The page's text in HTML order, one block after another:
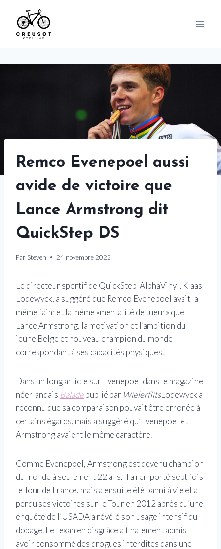
content
Remco Evenepoel aussi
avide de victoire que
Lance Armstrong dit
QuickStep DS
Par Steven 24 novembre 2022
Le directeur sportif de QuickStep-AlphaVinyl, Klaas
Lodewyck, a suggéré que Remco Evenepoel avait la
même faim et la même «mentalité de tueur» que
Lance Armstrong, la motivation et l’ambition du
jeune Belge et nouveau champion du monde
correspondant à ses capacités physiques.
Dans un long article sur Evenepoel dans le magazine
néerlandais Baladepublié par WielerflitsLodewyck a
reconnu que sa comparaison pouvait être erronée à
certains égards, mais a suggéré qu’Evenepoel et
Armstrong avaient le même caractère.
Comme Evenepoel, Armstrong est devenu champion
du monde à seulement 22 ans. Il a remporté sept fois
le Tour de France, mais a ensuite été banni à vie et a
perdu ses victoires sur le Tour en 2012 après qu’une
enquête de l’USADA a révélé son usage intensif du
dopage. Le Texan en disgrâce a finalement admis
avoir consommé des drogues interdites dans une